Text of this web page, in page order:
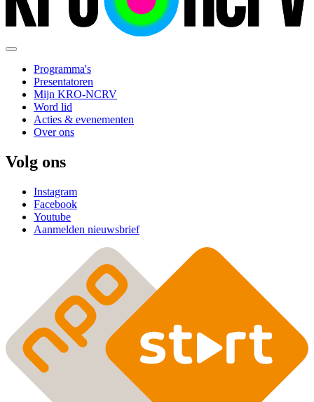
Programma's
Presentatoren
Mijn KRO-NCRV
Word lid
Acties & evenementen
Over ons
Volg ons
Instagram
Facebook
Youtube
Aanmelden nieuwsbrief